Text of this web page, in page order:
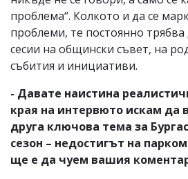
проблема“. Колкото и да се
проблеми, те постоянно трябва
сесии на общински съвет, на
събития и инициативи.
- Давате наистина
края на интервюто искам да
друга ключова тема за
сезон – недостигът на
ще е да чуем вашия